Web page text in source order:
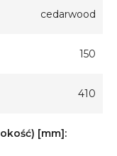
cedarwood
150
410
[mm]: